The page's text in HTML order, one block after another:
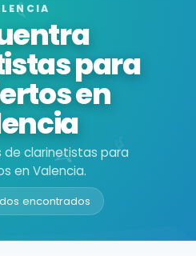
para
en
de clarinetistas para
en Valencia.
encontrados